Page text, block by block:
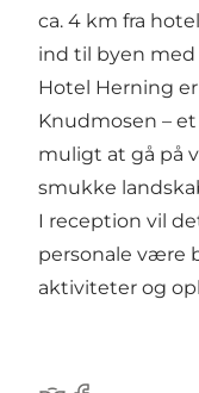
ca. 4 km fra
ind til byen
Hotel Herning
Knudmosen –
muligt at gå på
smukke
I reception vil
personale være
aktiviteter og